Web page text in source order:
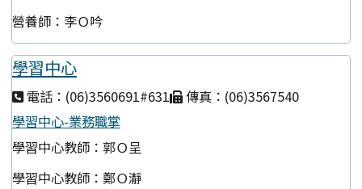
營養師：李Ｏ吟
學習中心
電話：(06)3560691#631
傳真：(06)3567540
學習中心-業務職掌
學習中心教師：郭Ｏ呈
學習中心教師：鄭Ｏ瀞